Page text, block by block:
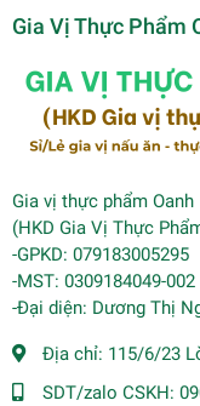
Gia Vị Thực Phẩm
Gia vị thực phẩm Oanh
(HKD Gia Vị Thực
-GPKD: 079183005295
-MST: 0309184049-002
-Đại diện: Dương Thị
Địa chỉ: 115/6/23
SDT/zalo CSKH: